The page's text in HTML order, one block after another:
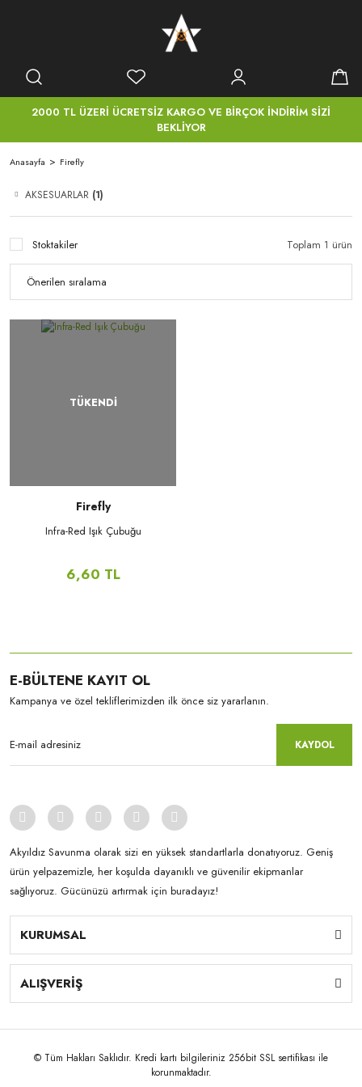
2000 TL ÜZERİ ÜCRETSİZ KARGO VE BİRÇOK İNDİRİM SİZİ
BEKLİYOR
Anasayfa Firefly
AKSESUARLAR (1)
Stoktakiler Toplam 1 ürün
TÜKENDİ
Firefly
Infra-Red Işık Çubuğu
6,60 TL
E-BÜLTENE KAYIT OL
Kampanya ve özel tekliflerimizden ilk önce siz yararlanın.
KAYDOL
Akyıldız Savunma olarak sizi en yüksek standartlarla donatıyoruz. Geniş
ürün yelpazemizle, her koşulda dayanıklı ve güvenilir ekipmanlar
sağlıyoruz. Gücünüzü artırmak için buradayız!
KURUMSAL
ALIŞVERİŞ
© Tüm Hakları Saklıdır. Kredi kartı bilgileriniz 256bit SSL sertifikası ile
korunmaktadır.